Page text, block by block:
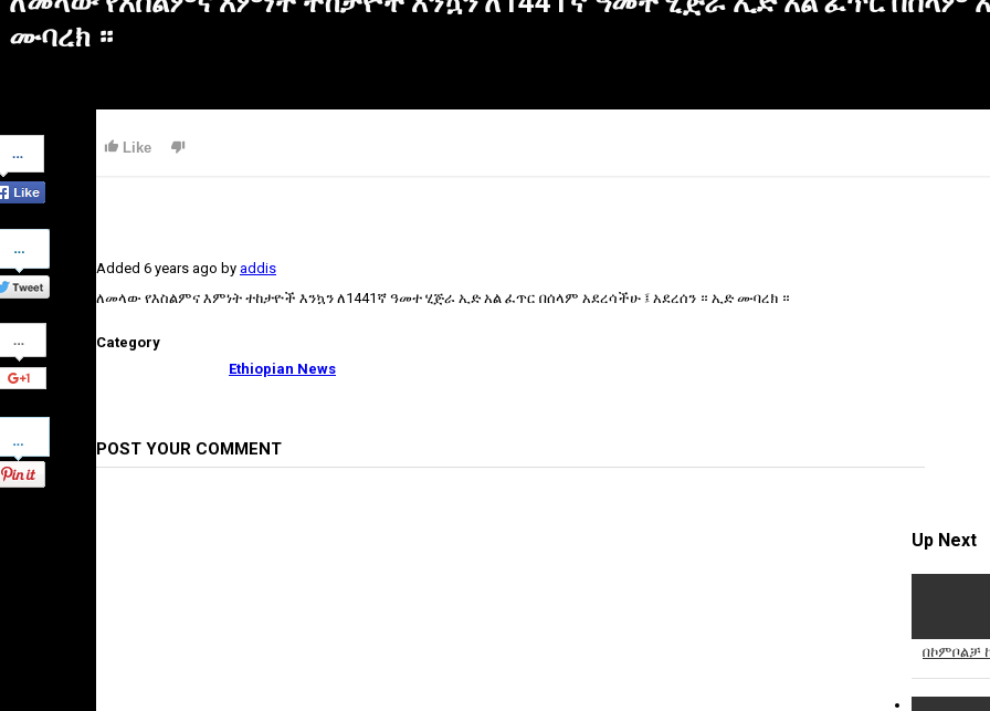
ሙባረክ ።
on
Facebook
Share
on
Twitter
Share
on
Google+
Pinterest
Like
Added 6 years ago by addis
ለመላው የእስልምና እምነት ተከታዮች እንኳን ለ1441ኛ ዓመተ ሂጅራ ኢድ አል ፈጥር በሰላም አደረሳችሁ ፤ አደረሰን ። ኢድ ሙባረክ ።
Category
Ethiopian News
POST YOUR COMMENT
Up Next
በኮምቦልቻ
Report